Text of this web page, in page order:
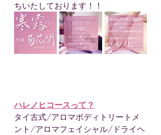
ちいたしております！！
ハレノヒコースって？
タイ古式/アロマボディトリートメ
ント/アロマフェイシャル/ドライヘ